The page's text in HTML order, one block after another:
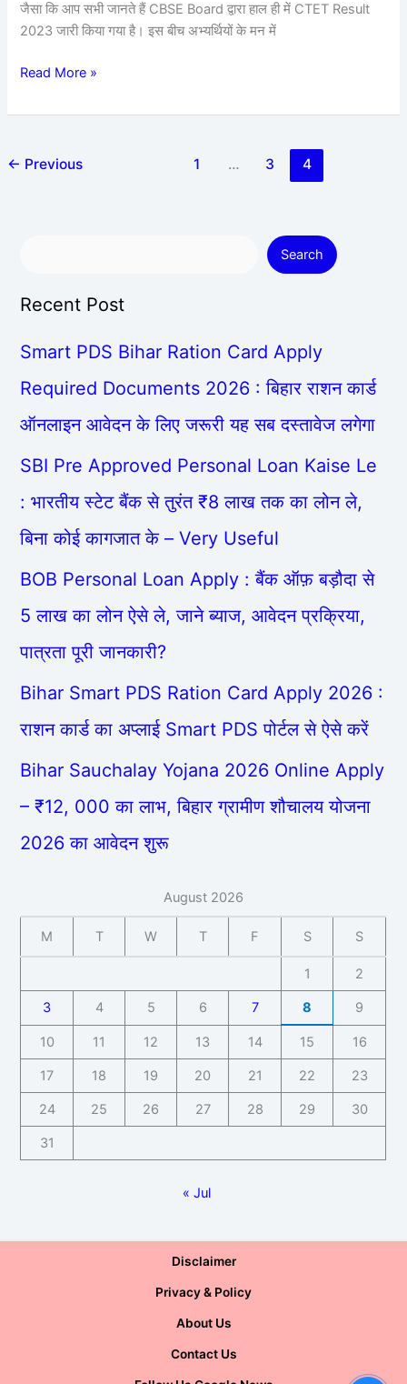
जैसा कि आप सभी जानते हैं CBSE Board द्वारा हाल ही में CTET Result
2023 जारी किया गया है। इस बीच अभ्यर्थियों के मन में
Read More »
← Previous 1 … 3 4
Search
Recent Post
Smart PDS Bihar Ration Card Apply
Required Documents 2026 : बिहार राशन कार्ड
ऑनलाइन आवेदन के लिए जरूरी यह सब दस्तावेज लगेगा
SBI Pre Approved Personal Loan Kaise Le
: भारतीय स्टेट बैंक से तुरंत ₹8 लाख तक का लोन ले,
बिना कोई कागजात के – Very Useful
BOB Personal Loan Apply : बैंक ऑफ़ बड़ौदा से
5 लाख का लोन ऐसे ले, जाने ब्याज, आवेदन प्रक्रिया,
पात्रता पूरी जानकारी?
Bihar Smart PDS Ration Card Apply 2026 :
राशन कार्ड का अप्लाई Smart PDS पोर्टल से ऐसे करें
Bihar Sauchalay Yojana 2026 Online Apply
– ₹12, 000 का लाभ, बिहार ग्रामीण शौचालय योजना
2026 का आवेदन शुरू
August 2026
M T W T F S S
1 2
3 4 5 6 7 8 9
10 11 12 13 14 15 16
17 18 19 20 21 22 23
24 25 26 27 28 29 30
31
« Jul
Disclaimer
Privacy & Policy
About Us
Contact Us